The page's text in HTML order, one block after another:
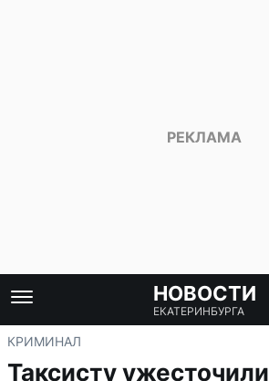
НОВОСТИ
ЕКАТЕРИНБУРГА
КРИМИНАЛ
Таксисту ужесточили